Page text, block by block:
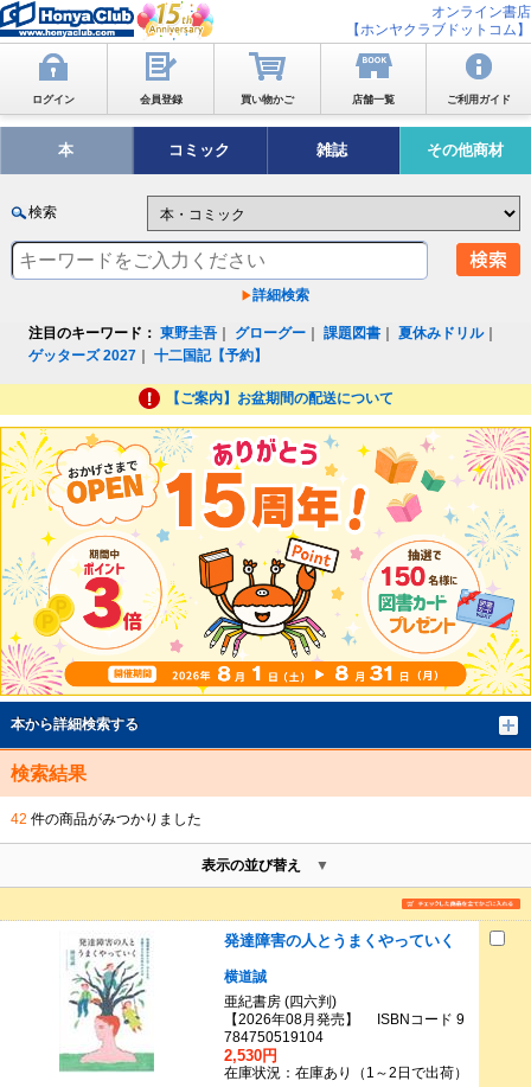
オンライン書店
【ホンヤクラブドットコム】
ログイン 会員登録 買い物かご 店舗一覧 ご利用ガイド
本 コミック 雑誌 その他商材
検索
詳細検索
注目のキーワード： 東野圭吾 グローグー ｜課題図書 ｜夏休みドリル｜
ゲッターズ 2027 ｜十二国記【予約】
【ご案内】お盆期間の配送について
本から詳細検索する
検索結果
42 件の商品がみつかりました
表示の並び替え
発達障害の人とうまくやっていく
横道誠
亜紀書房 (四六判)
【2026年08月発売】 ISBNコード 9
784750519104
2,530円
在庫状況：在庫あり（1～2日で出荷）